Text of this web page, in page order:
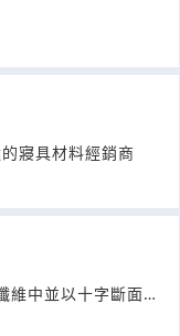
寢具材料經銷商
中並以十字斷面方